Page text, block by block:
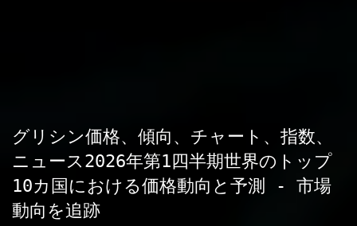
グリシン価格、傾向、チャート、指数、
ニュース2026年第1四半期世界のトップ
10カ国における価格動向と予測 - 市場
動向を追跡